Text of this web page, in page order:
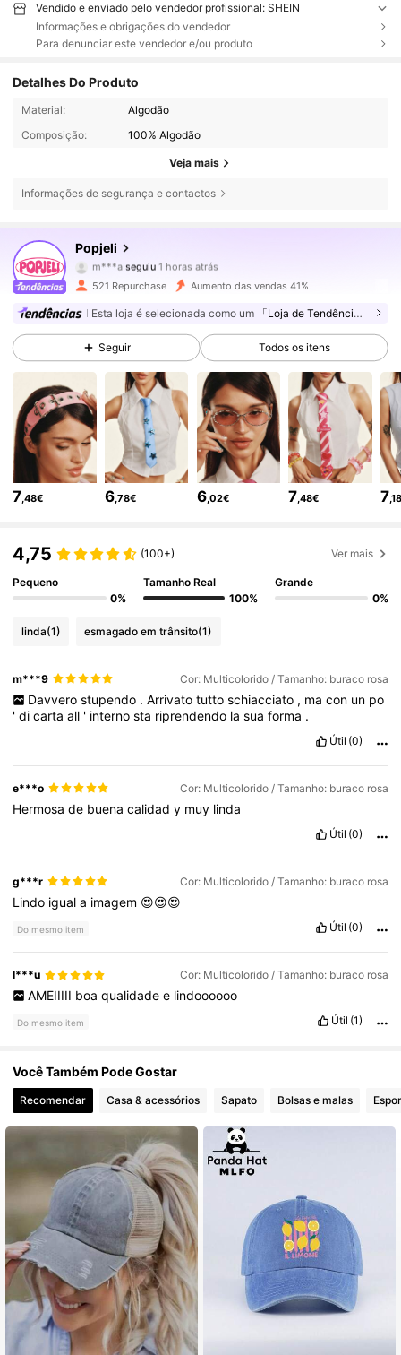
Vendido e enviado pelo vendedor profissional: SHEIN
Informações e obrigações do vendedor
Para denunciar este vendedor e/ou produto
Detalhes Do Produto
Material:
Algodão
Composição:
100% Algodão
Veja mais
Informações de segurança e contactos
Popjeli
4,72
10K Seguidores
m***a
seguiu 1 horas atrás
está a navegar
4,72
10K Seguidores
4,72 10K Seguidores
10K Seguidores
4,72 10K Seguidores
4,72 10K Seguidores
4,72 10K Seguidores
10K Seguidores
4,72 10K Seguidores
521 Repurchase Aumento das vendas 41%
Esta loja é selecionada como um 「Loja de Tendências」
Seguir Todos os itens
7,48€ 6,78€ 6,02€ 7,48€ 7
4,75 (100+) Ver mais
Pequeno
0%
Tamanho Real
100%
Grande
0%
linda(1) esmagado em trânsito(1)
m***9 Cor: Multicolorido / Tamanho: buraco rosa
Davvero stupendo . Arrivato tutto schiacciato , ma con un po
'dicartaall ' internosta riprendendo lasuaforma .
Útil (0)
e***o Cor: Multicolorido / Tamanho: buraco rosa
Hermosade buenacalidady muy linda
Útil (0)
g***r Cor: Multicolorido / Tamanho: buraco rosa
Lindo iguala imagem 😍😍😍
Do mesmo item Útil (0)
I***u Cor: Multicolorido / Tamanho: buraco rosa
AMEIIIII boa qualidade e lindoooooo
Do mesmo item Útil (1)
Você Também Pode Gostar
Recomendar Casa & acessórios Sapato Bolsas e malas